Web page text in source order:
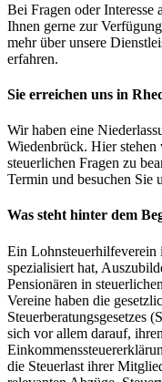
Bei Fragen oder Interesse
Ihnen gerne zur
mehr über unsere
erfahren.
Sie erreichen uns in
Wir haben eine
Wiedenbrück. Hier
steuerlichen Fragen zu
Termin und besuchen Sie
Was steht hinter dem
Ein Lohnsteuerhilfeverein
spezialisiert hat,
Pensionären in
Vereine haben die
Steuerberatungsgesetzes
sich vor allem darauf,
die Steuerlast ihrer